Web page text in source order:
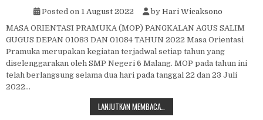
Posted on 1 August 2022 by Hari Wicaksono
MASA ORIENTASI PRAMUKA (MOP) PANGKALAN AGUS SALIM
GUGUS DEPAN 01083 DAN 01084 TAHUN 2022 Masa Orientasi
Pramuka merupakan kegiatan terjadwal setiap tahun yang
diselenggarakan oleh SMP Negeri 6 Malang. MOP pada tahun ini
telah berlangsung selama dua hari pada tanggal 22 dan 23 Juli
2022…
LANJUTKAN MEMBACA…